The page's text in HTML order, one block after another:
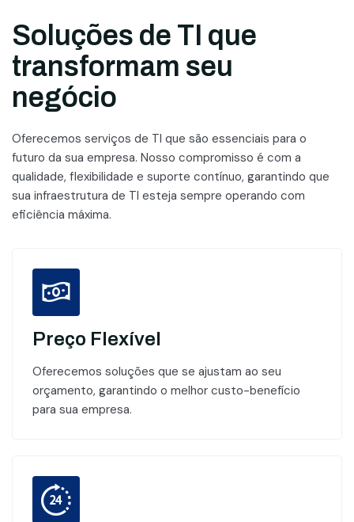
Soluções de TI que
transformam seu
negócio
Oferecemos serviços de TI que são essenciais para o
futuro da sua empresa. Nosso compromisso é com a
qualidade, flexibilidade e suporte contínuo, garantindo que
sua infraestrutura de TI esteja sempre operando com
eficiência máxima.
Preço Flexível
Oferecemos soluções que se ajustam ao seu
orçamento, garantindo o melhor custo-benefício
para sua empresa.